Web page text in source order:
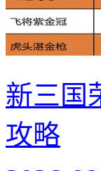
新三国
攻略